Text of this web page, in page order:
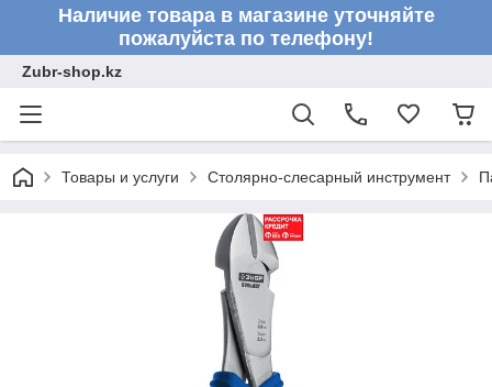
Наличие товара в магазине уточняйте
пожалуйста по телефону!
Zubr-shop.kz
Товары и услуги Столярно-слесарный инструмент